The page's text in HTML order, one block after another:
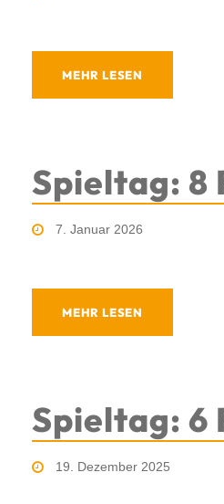
MEHR LESEN
Spieltag: 8
7. Januar 2026
MEHR LESEN
Spieltag: 6
19. Dezember 2025